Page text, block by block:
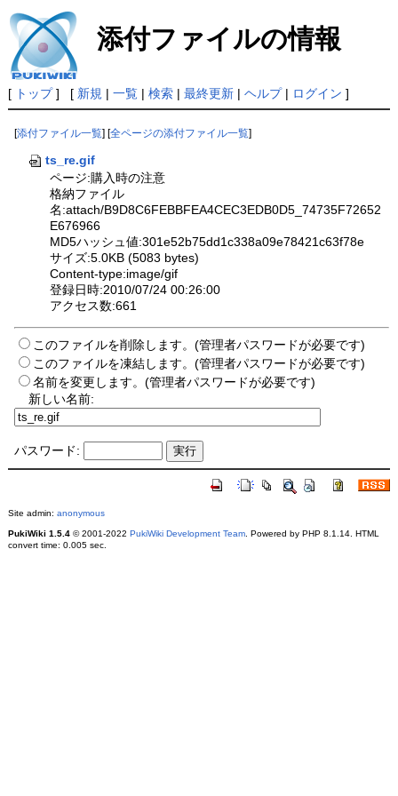
添付ファイルの情報
[ トップ] [ 新規 | 一覧| 検索| 最終更新| ヘルプ| ログイン ]
[添付ファイル一覧] [全ページの添付ファイル一覧]
ts_re.gif
ページ:購入時の注意
格納ファイル
名:attach/B9D8C6FEBBFEA4CEC3EDB0D5_74735F72652
E676966
MD5ハッシュ値:301e52b75dd1c338a09e78421c63f78e
サイズ:5.0KB (5083 bytes)
Content-type:image/gif
登録日時:2010/07/24 00:26:00
アクセス数:661
このファイルを削除します。(管理者パスワードが必要です)
このファイルを凍結します。(管理者パスワードが必要です)
名前を変更します。(管理者パスワードが必要です)
新しい名前:
パスワード:
Site admin: anonymous
PukiWiki 1.5.4© 2001-2022 PukiWiki Development Team. Powered by PHP 8.1.14. HTML
convert time: 0.005 sec.